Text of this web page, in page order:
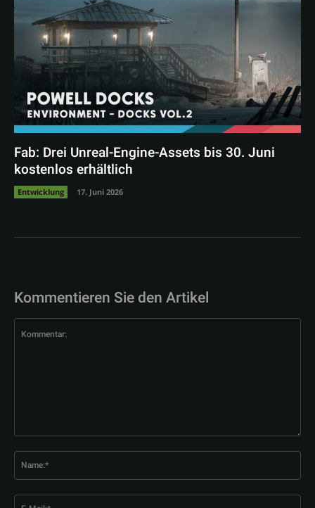
Fab: Drei Unreal-Engine-Assets bis 30. Juni
kostenlos erhältlich
Entwicklung 17. Juni 2026
Kommentieren Sie den Artikel